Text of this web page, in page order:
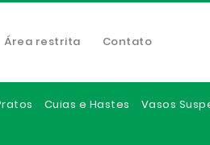
Área restrita Contato
Cuias e Hastes Vasos